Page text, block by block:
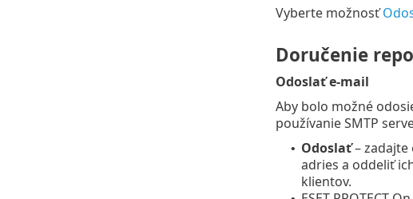
Vyberte možnosť
Doručenie
Odoslať e-mail
Aby bolo možné
používanie SMTP
• Odoslať– zadajte
adries a oddeliť
klientov.